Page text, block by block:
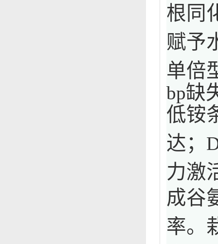
根同
赋予
单倍
bp缺
低铵
达；
力激
成谷
率。